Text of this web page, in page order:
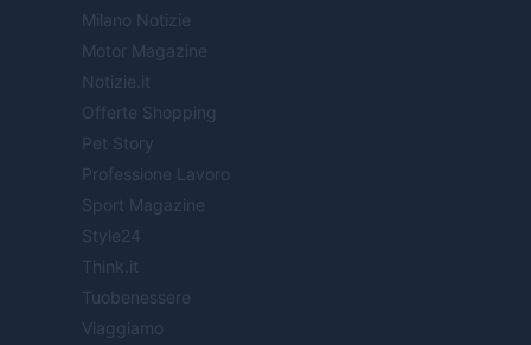
Milano Notizie
Motor Magazine
Notizie.it
Offerte Shopping
Pet Story
Professione Lavoro
Sport Magazine
Style24
Think.it
Tuobenessere
Viaggiamo